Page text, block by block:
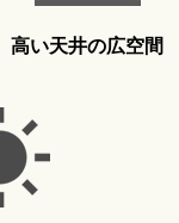
高い天井の広空間